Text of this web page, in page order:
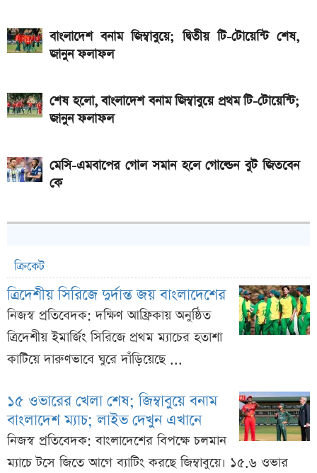
বাংলাদেশ বনাম জিম্বাবুয়ে; দ্বিতীয় টি-টোয়েন্টি শেষ,
জানুন ফলাফল
শেষ হলো, বাংলাদেশ বনাম জিম্বাবুয়ে প্রথম টি-টোয়েন্টি;
জানুন ফলাফল
মেসি-এমবাপের গোল সমান হলে গোল্ডেন বুট জিতবেন
কে
ক্রিকেট
ত্রিদেশীয় সিরিজে দুর্দান্ত জয় বাংলাদেশের
নিজস্ব প্রতিবেদক: দক্ষিণ আফ্রিকায় অনুষ্ঠিত
ত্রিদেশীয় ইমার্জিং সিরিজে প্রথম ম্যাচের হতাশা
কাটিয়ে দারুণভাবে ঘুরে দাঁড়িয়েছে ...
১৫ ওভারের খেলা শেষ; জিম্বাবুয়ে বনাম
বাংলাদেশ ম্যাচ; লাইভ দেখুন এখানে
নিজস্ব প্রতিবেদক: বাংলাদেশের বিপক্ষে চলমান
ম্যাচে টসে জিতে আগে ব্যাটিং করছে জিম্বাবুয়ে। ১৫.৬ ওভার